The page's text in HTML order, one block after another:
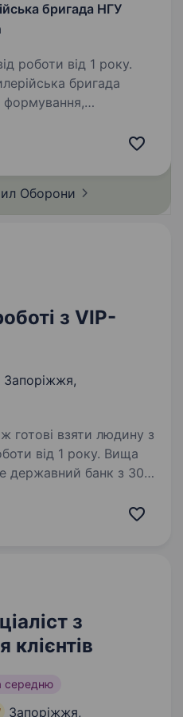
бригада НГУ
роботи від 1 року.
артилеристами,
Оборони
з VIP-
Запоріжжя,
готові взяти людину з
від 1 року. Вища
з 4000
з
клієнтів
середню
Запоріжжя,